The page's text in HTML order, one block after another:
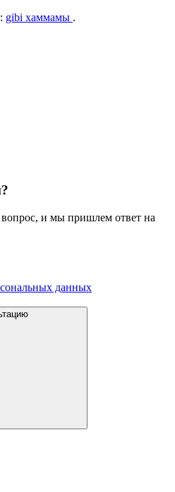
gibi хаммамы .
и мы пришлем ответ на
данных